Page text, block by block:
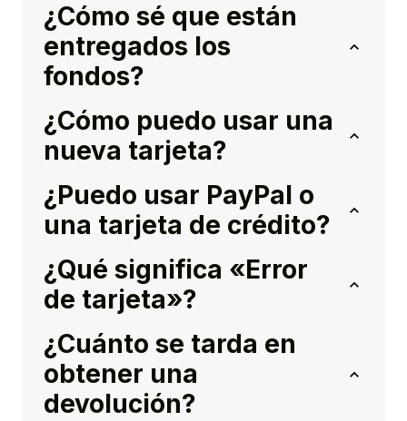
¿Cómo sé que están
entregados los
fondos?
¿Cómo puedo usar una
nueva tarjeta?
¿Puedo usar PayPal o
una tarjeta de crédito?
¿Qué significa «Error
de tarjeta»?
¿Cuánto se tarda en
obtener una
devolución?